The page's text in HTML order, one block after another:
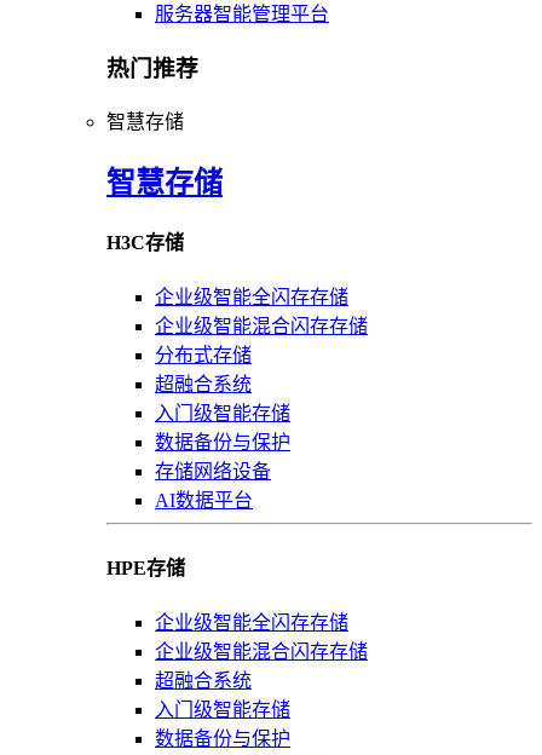
服务器智能管理平台
热门推荐
智慧存储
智慧存储
H3C存储
企业级智能全闪存存储
企业级智能混合闪存存储
分布式存储
超融合系统
入门级智能存储
数据备份与保护
存储网络设备
AI数据平台
HPE存储
企业级智能全闪存存储
企业级智能混合闪存存储
超融合系统
入门级智能存储
数据备份与保护